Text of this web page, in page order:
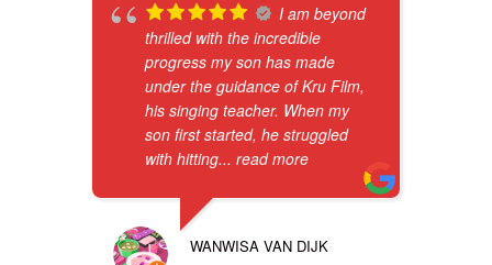
I am beyond
thrilled with the incredible
progress my son has made
under the guidance of Kru Film,
his singing teacher. When my
son first started, he struggled
with hitting... read more
WANWISA VAN DIJK